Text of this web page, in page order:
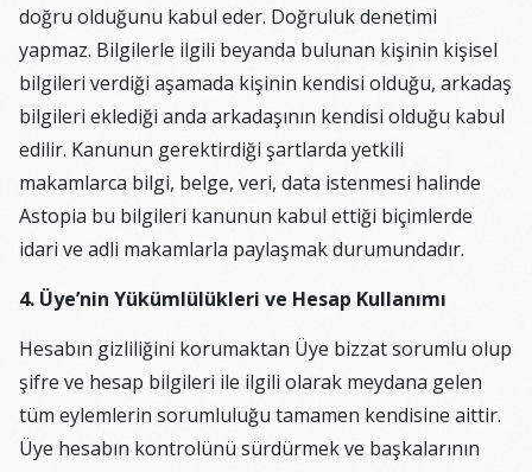
doğru olduğunu kabul eder. Doğruluk denetimi
yapmaz. Bilgilerle ilgili beyanda bulunan kişinin kişisel
bilgileri verdiği aşamada kişinin kendisi olduğu, arkadaş
bilgileri eklediği anda arkadaşının kendisi olduğu kabul
edilir. Kanunun gerektirdiği şartlarda yetkili
makamlarca bilgi, belge, veri, data istenmesi halinde
Astopia bu bilgileri kanunun kabul ettiği biçimlerde
idari ve adli makamlarla paylaşmak durumundadır.
4. Üye’nin Yükümlülükleri ve Hesap Kullanımı
Hesabın gizliliğini korumaktan Üye bizzat sorumlu olup
şifre ve hesap bilgileri ile ilgili olarak meydana gelen
tüm eylemlerin sorumluluğu tamamen kendisine aittir.
Üye hesabın kontrolünü sürdürmek ve başkalarının